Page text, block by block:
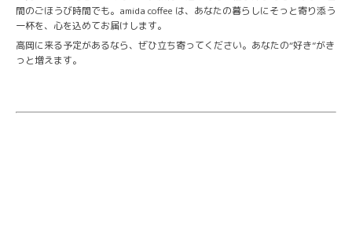
間のごほうび時間でも。amida coffee は、あなたの暮らしにそっと寄り添う
一杯を、心を込めてお届けします。
高岡に来る予定があるなら、ぜひ立ち寄ってください。あなたの“好き”がき
っと増えます。